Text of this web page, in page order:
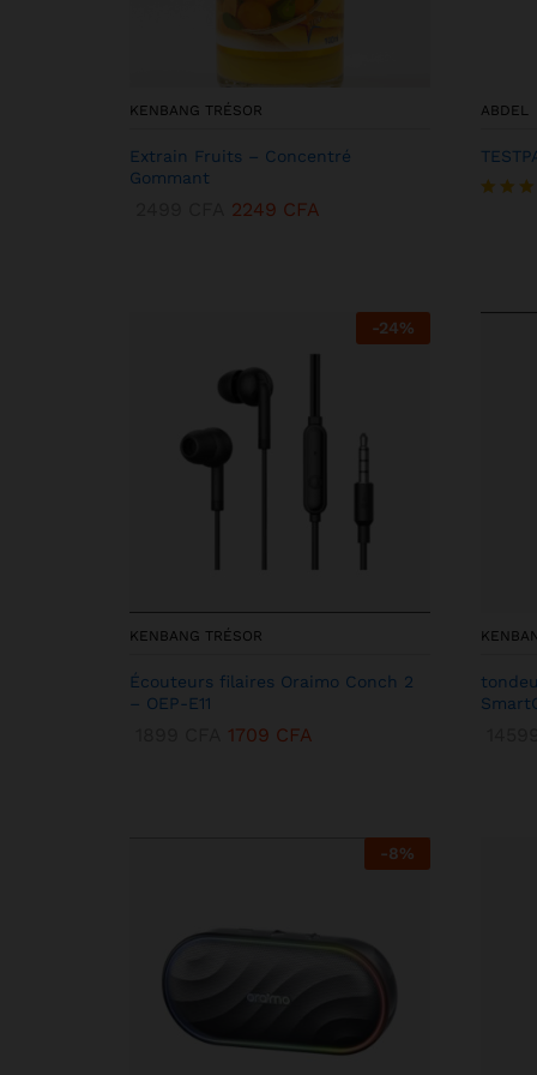
KENBANG TRÉSOR
Extrain Fruits – Concentré
Gommant
2249 CFA
ABDEL
-24%
KENBANG TRÉSOR
Écouteurs filaires Oraimo Conch 2
– OEP-E11
1709 CFA
-8%